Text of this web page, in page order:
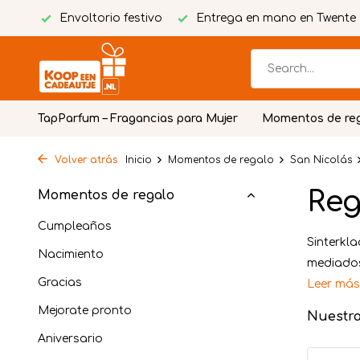
Envoltorio festivo Entrega en mano en Twente
TapParfum – Fragancias para Mujer Momentos de
Volver atrás Inicio Momentos de regalo San Nicolás
Momentos de regalo
Cumpleaños
Nacimiento
Gracias
Mejorate pronto
Aniversario
Leer